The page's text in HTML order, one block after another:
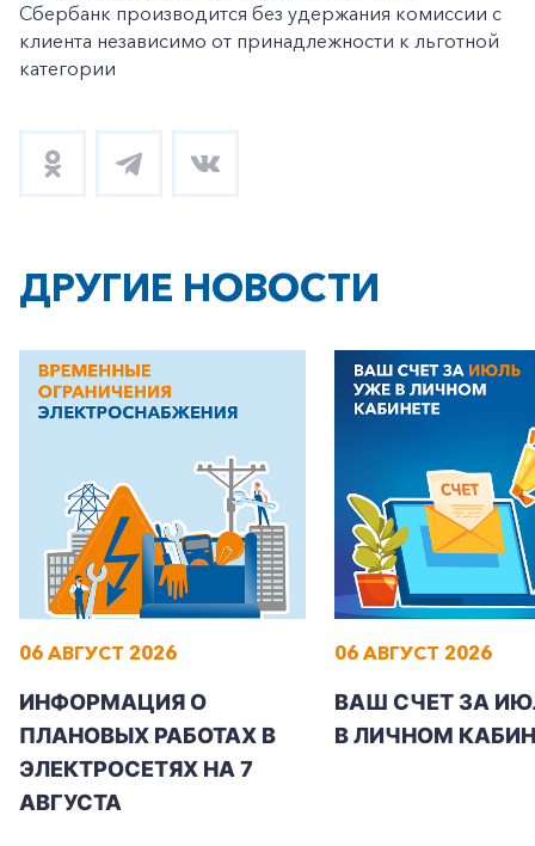
Заказать обратный звонок
Корпоративным клиентам
Сбербанк производится без удержания комиссии с
клиента независимо от принадлежности к льготной
категории
ДРУГИЕ НОВОСТИ
06 АВГУСТ 2026
ИНФОРМАЦИЯ О
ПЛАНОВЫХ РАБОТАХ В
ЭЛЕКТРОСЕТЯХ НА 7
АВГУСТА
06 АВГУСТ 2026
ВАШ СЧЕТ ЗА
В ЛИЧНОМ